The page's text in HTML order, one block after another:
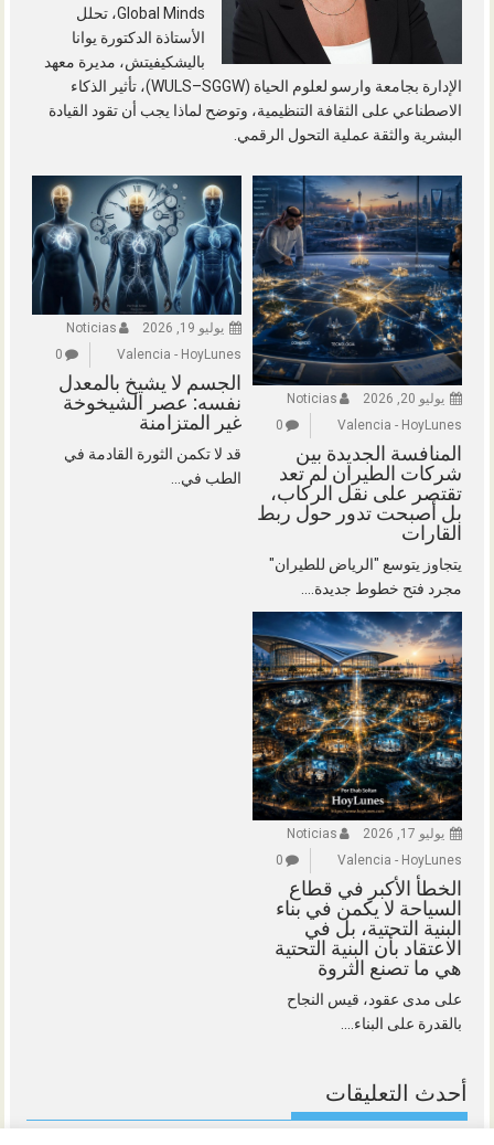
Global Minds، تحلل
الأستاذة الدكتورة يوانا
باليشكيفيتش، مديرة معهد
الإدارة بجامعة وارسو لعلوم الحياة (WULS–SGGW)، تأثير الذكاء
الاصطناعي على الثقافة التنظيمية، وتوضح لماذا يجب أن تقود القيادة
البشرية والثقة عملية التحول الرقمي.
يوليو 20, 2026
Noticias
Valencia - HoyLunes
0
المنافسة الجديدة بين
شركات الطيران لم تعد
تقتصر على نقل الركاب،
بل أصبحت تدور حول ربط
القارات
يتجاوز يتوسع "الرياض للطيران"
مجرد فتح خطوط جديدة....
يوليو 19, 2026
Noticias
Valencia - HoyLunes
0
الجسم لا يشيخ بالمعدل
نفسه: عصر الشيخوخة
غير المتزامنة
قد لا تكمن الثورة القادمة في
الطب في...
يوليو 17, 2026
Noticias
Valencia - HoyLunes
0
الخطأ الأكبر في قطاع
السياحة لا يكمن في بناء
البنية التحتية، بل في
الاعتقاد بأن البنية التحتية
هي ما تصنع الثروة
على مدى عقود، قيس النجاح
بالقدرة على البناء....
أحدث التعليقات